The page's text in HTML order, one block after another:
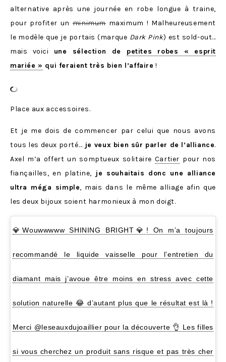
alternative après une journée en robe longue à traine,
pour profiter unminimummaximum ! Malheureusement
le modèle que je portais (marque Dark Pink) est sold-out…
mais voici une sélection de petites robes « esprit
mariée » qui feraient très bien l’affaire !
Place aux accessoires.
Et je me dois de commencer par celui que nous avons
tous les deux porté… je veux bien sûr parler de l’alliance.
Axel m’a offert un somptueux solitaire Cartier pour nos
fiançailles, en platine, je souhaitais donc une alliance
ultra méga simple, mais dans le même alliage afin que
les deux bijoux soient harmonieux à mon doigt.
💎Wouwwwww SHINING BRIGHT💎! On m’a toujours
recommandé le liquide vaisselle pour l’entretien du
diamant mais j’avoue être moins en stress avec cette
solution naturelle 😂 d’autant plus que le résultat est là !
Merci @leseauxdujoaillier pour la découverte 👌 Les filles
si vous cherchez un produit sans risque et pas très cher